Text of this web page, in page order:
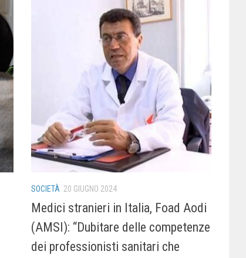
SOCIETÀ 20 GIUGNO 2024
Medici stranieri in Italia, Foad Aodi
(AMSI): “Dubitare delle competenze
dei professionisti sanitari che